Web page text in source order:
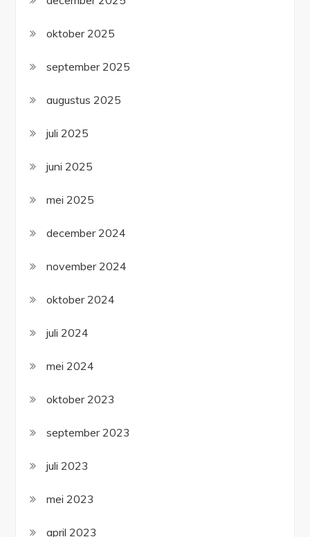
oktober 2025
september 2025
augustus 2025
juli 2025
juni 2025
mei 2025
december 2024
november 2024
oktober 2024
juli 2024
mei 2024
oktober 2023
september 2023
juli 2023
mei 2023
april 2023